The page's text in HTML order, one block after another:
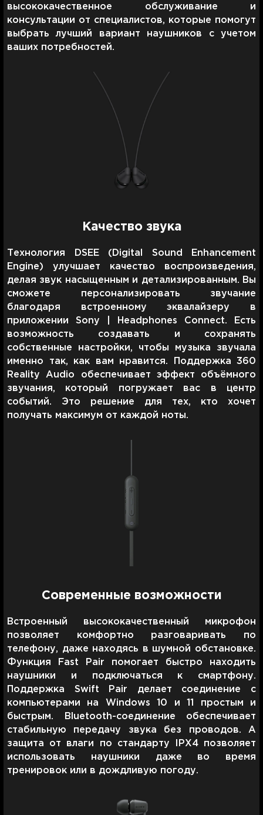
высококачественное обслуживание и
консультации от специалистов, которые помогут
выбрать лучший вариант наушников с учетом
ваших потребностей.
Качество звука
Технология DSEE (Digital Sound Enhancement
Engine) улучшает качество воспроизведения,
делая звук насыщенным и детализированным. Вы
сможете персонализировать звучание
благодаря встроенному эквалайзеру в
приложении Sony | Headphones Connect. Есть
возможность создавать и сохранять
собственные настройки, чтобы музыка звучала
именно так, как вам нравится. Поддержка 360
Reality Audio обеспечивает эффект объёмного
звучания, который погружает вас в центр
событий. Это решение для тех, кто хочет
получать максимум от каждой ноты.
Современные возможности
Встроенный высококачественный микрофон
позволяет комфортно разговаривать по
телефону, даже находясь в шумной обстановке.
Функция Fast Pair помогает быстро находить
наушники и подключаться к смартфону.
Поддержка Swift Pair делает соединение с
компьютерами на Windows 10 и 11 простым и
быстрым. Bluetooth-соединение обеспечивает
стабильную передачу звука без проводов. А
защита от влаги по стандарту IPX4 позволяет
использовать наушники даже во время
тренировок или в дождливую погоду.